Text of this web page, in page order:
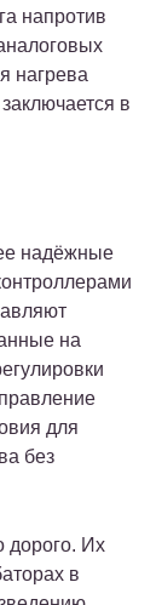
напротив
нагрева
в
надёжные
на
для
без
Их
в